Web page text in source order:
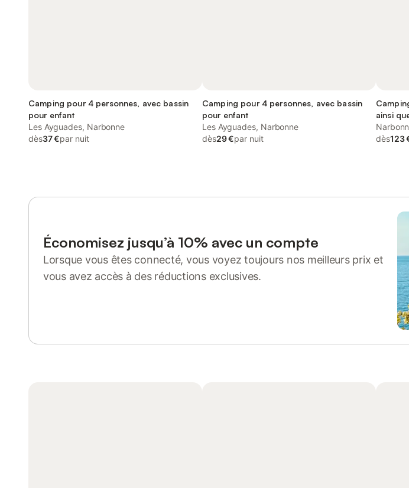
Camping pour 4 personnes, avec bassin
pour enfant
Les Ayguades, Narbonne
dès37 €par nuit
Camping pour 4 personnes, avec bassin
pour enfant
Les Ayguades, Narbonne
dès29 €par nuit
ainsi
dès123
Économisez jusqu’à 10% avec un compte
Lorsque vous êtes connecté, vous voyez toujours nos meilleurs prix et
vous avez accès à des réductions exclusives.